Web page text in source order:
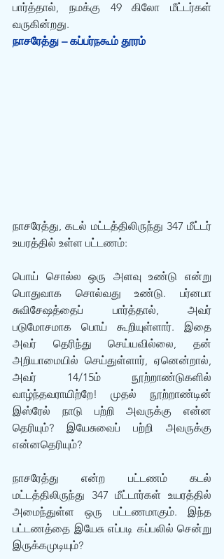
பார்த்தால், நமக்கு 49 கிலோ மீட்டர்கள்
வருகின்றது.
நாசரேத்து – கப்பர்நகூம் தூரம்
நாசரேத்து, கடல் மட்டத்திலிருந்து 347 மீட்டர்
உயரத்தில் உள்ள பட்டணம்:
பொய் சொல்ல ஒரு அளவு உண்டு என்று
பொதுவாக சொல்வது உண்டு. பர்னபா
சுவிசேஷத்தைப் பார்த்தால், அவர்
படுமோசமாக பொய் கூறியுள்ளார். இதை
அவர் தெரிந்து செய்யவில்லை, தன்
அறியாமையில் செய்துள்ளார், ஏனென்றால்,
அவர் 14/15ம் நூற்றாண்டுகளில்
வாழ்ந்தவராயிற்றே! முதல் நூற்றாண்டின்
இஸ்ரேல் நாடு பற்றி அவருக்கு என்ன
தெரியும்? இயேசுவைப் பற்றி அவருக்கு
என்னதெரியும்?
நாசரேத்து என்ற பட்டணம் கடல்
மட்டத்திலிருந்து 347 மீட்டார்கள் உயரத்தில்
அமைந்துள்ள ஒரு பட்டணமாகும். இந்த
பட்டணத்தை இயேசு எப்படி கப்பலில் சென்று
இருக்கமுடியும்?